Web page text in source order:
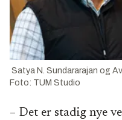
Satya N. Sundararajan og
Foto: TUM Studio
– Det er stadig nye